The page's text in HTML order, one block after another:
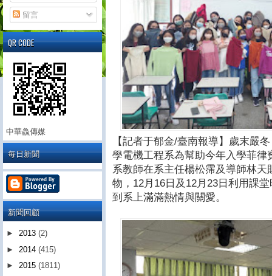
【記者于郁金/臺南報導】歲末嚴
學電機工程系為幫助今年入學菲
系教師在系主任楊松霈及導師林
物，12月16日及12月23日利用課
到系上滿滿熱情與關愛。
留言
QR CODE
中華鱻傳媒
每日新聞
新聞回顧
► 2013 (2)
► 2014 (415)
► 2015 (1811)